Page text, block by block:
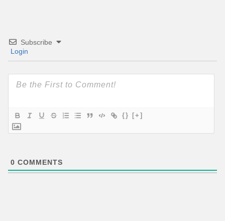
Subscribe
Login
{} [+]
0 COMMENTS